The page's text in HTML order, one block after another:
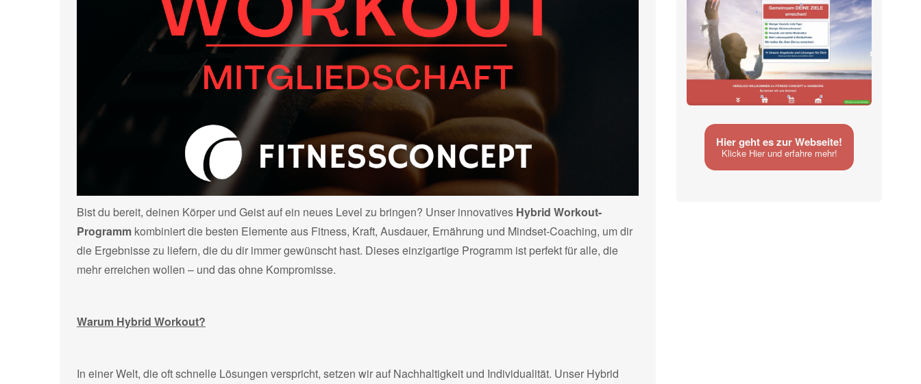
Bist du bereit, deinen Körper und Geist auf ein neues Level zu bringen? Unser innovatives Hybrid Workout-
Programm kombiniert die besten Elemente aus Fitness, Kraft, Ausdauer, Ernährung und Mindset-Coaching, um dir
die Ergebnisse zu liefern, die du dir immer gewünscht hast. Dieses einzigartige Programm ist perfekt für alle, die
mehr erreichen wollen – und das ohne Kompromisse.
Warum Hybrid Workout?
In einer Welt, die oft schnelle Lösungen verspricht, setzen wir auf Nachhaltigkeit und Individualität. Unser Hybrid
Hier geht es zur Webseite!
Klicke Hier und erfahre mehr!